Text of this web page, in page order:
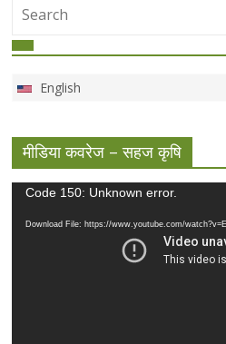
English
मीडिया कवरेज – सहज कृषि
Video
Code 150: Unknown error.
Download File: https://www.youtube.com/